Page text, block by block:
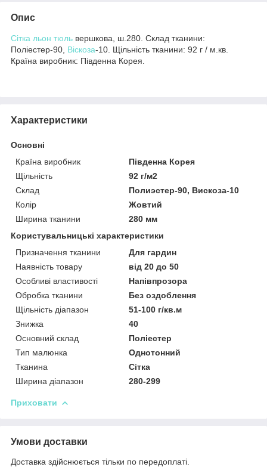
Опис
Сітка льон тюль вершкова, ш.280. Склад тканини:
Поліестер-90, Віскоза-10. Щільність тканини: 92 г / м.кв.
Країна виробник: Південна Корея.
Характеристики
Основні
Країна виробник
Південна Корея
Щільність
92 г/м2
Склад
Полиэстер-90, Вискоза-10
Колір
Жовтий
Ширина тканини
280 мм
Користувальницькі характеристики
Призначення тканини
Для гардин
Наявність товару
від 20 до 50
Особливі властивості
Напівпрозора
Обробка тканини
Без оздоблення
Щільність діапазон
51-100 г/кв.м
Знижка
40
Основний склад
Поліестер
Тип малюнка
Однотонний
Тканина
Сітка
Ширина діапазон
280-299
Приховати
Умови доставки
Доставка здійснюється тільки по передоплаті.